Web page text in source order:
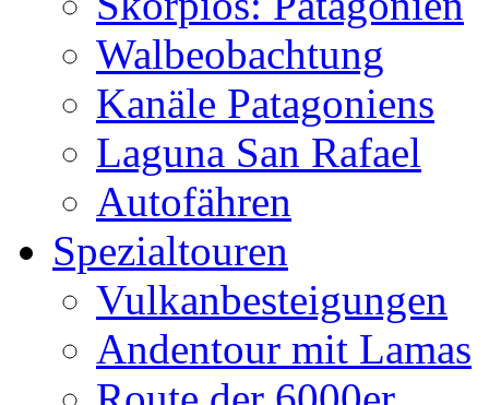
Walbeobachtung
Kanäle Patagoniens
Laguna San Rafael
Autofähren
Spezialtouren
Vulkanbesteigungen
Andentour mit Lamas